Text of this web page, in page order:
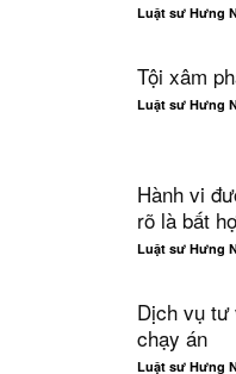
Luật sư Hưng
Tội xâm
Luật sư Hưng
Hành vi
rõ là bất
Luật sư Hưng
Dịch vụ tư
chạy án
Luật sư Hưng